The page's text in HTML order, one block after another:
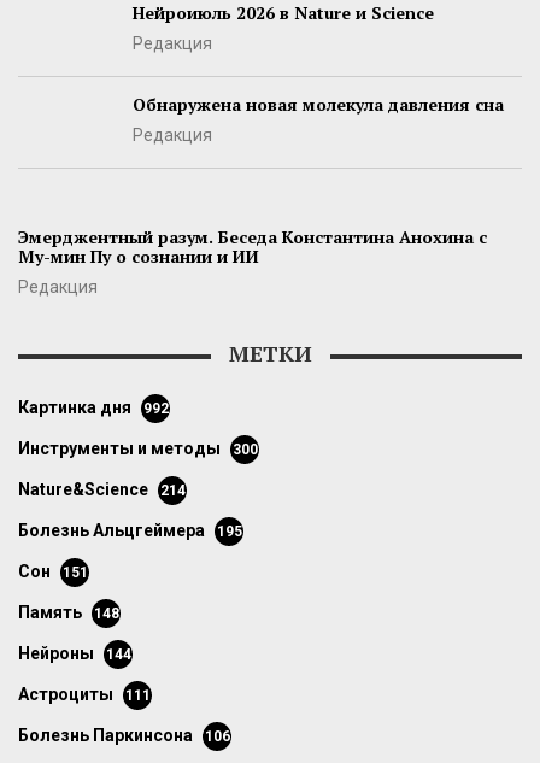
Нейроиюль 2026 в Nature и Science
Редакция
Обнаружена новая молекула давления сна
Редакция
Эмерджентный разум. Беседа Константина Анохина с
Му-мин Пу о сознании и ИИ
Редакция
МЕТКИ
картинка дня 992
инструменты и методы 300
Nature&Science 214
болезнь Альцгеймера 195
сон 151
память 148
нейроны 144
астроциты 111
болезнь Паркинсона 106